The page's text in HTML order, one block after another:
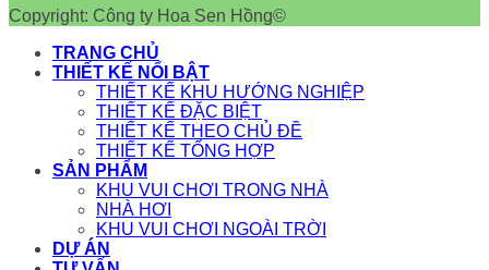
Copyright: Công ty Hoa Sen Hồng©
TRANG CHỦ
THIẾT KẾ NỔI BẬT
THIẾT KẾ KHU HƯỚNG NGHIỆP
THIẾT KẾ ĐẶC BIỆT
THIẾT KẾ THEO CHỦ ĐỀ
THIẾT KẾ TỔNG HỢP
SẢN PHẨM
KHU VUI CHƠI TRONG NHÀ
NHÀ HƠI
KHU VUI CHƠI NGOÀI TRỜI
DỰ ÁN